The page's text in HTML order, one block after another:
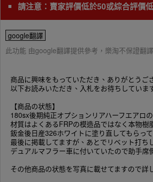
請注意：賣家評價低於50或綜合評價
google翻譯
此功能 由google翻譯提供參考，樂淘不保證翻
商品に興味をもっていただき、ありがとうご
以下お読みいただき、入札をお待ちしていま
【商品の状態】
180sx後期純正オプションリアハーフエアロ
材質はよくあるFRPの模造品ではなく本物樹
鈑金後日産326ホワイトに塗り直してもらっ
最後に掲載してますが、あとでリベット打ち
デュアルマフラー車に付いていたので助手
その他商品の状態を写真に載せてますので詳